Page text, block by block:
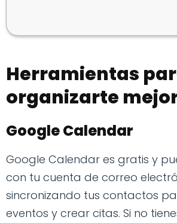
Herramientas
organizarte
Google Calendar
Google Calendar es gratis y
con tu cuenta de correo
sincronizando tus contactos
eventos y crear citas. Si no